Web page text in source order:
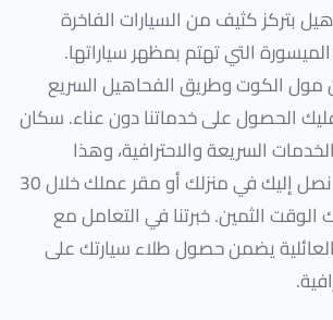
بتركز كثيف من السيارات الفاخرة
الميسورة التي تهتم بمظهر سياراتها.
الكوت وطريق الفحاهيل السريع
الحصول على خدماتنا دون عناء. سكان
السريعة والاحترافية، وهذا
بالضبط ما نقدمه. نصل إليك في منزلك أو مقر عملك خلال 30
الوقت الثمين. خبرتنا في التعامل مع
يضمن حصول طلاء سيارتك على